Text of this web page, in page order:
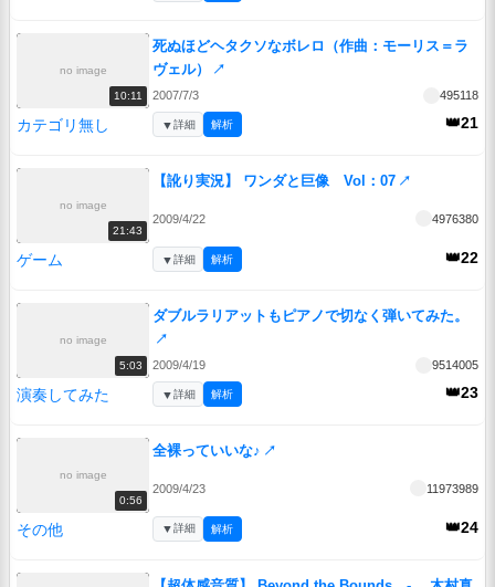
no image
10:11
死ぬほどヘタクソなボレロ（作曲：モーリス＝ラ
ヴェル）
↗
2007/7/3 495118
カテゴリ無し 👑21
▼詳細 解析
no image
21:43
【訛り実況】 ワンダと巨像 Vol：07 ↗
2009/4/22 4976380
ゲーム 👑22
▼詳細 解析
no image
5:03
ダブルラリアットもピアノで切なく弾いてみた。
↗
2009/4/19 9514005
演奏してみた 👑23
▼詳細 解析
no image
0:56
全裸っていいな♪ ↗
2009/4/23 11973989
その他 👑24
▼詳細 解析